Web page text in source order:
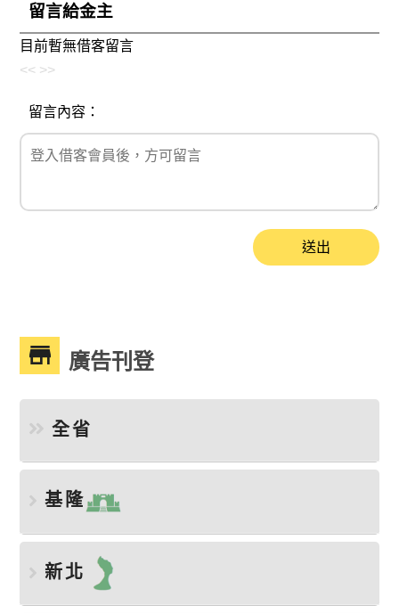
留言給金主
目前暫無借客留言
<< >>
留言內容：
送出
廣告刊登
全省
基隆
新北